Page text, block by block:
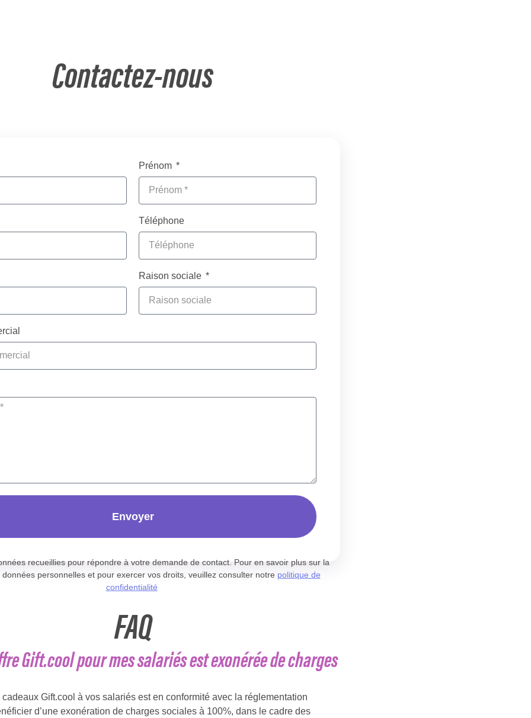
Contactez-nous
Prénom
Téléphone
Raison sociale
Envoyer
recueillies pour répondre à votre demande de contact. Pour en savoir plus sur la
personnelles et pour exercer vos droits, veuillez consulter notre politique de
confidentialité
FAQ
Gift.cool pour mes salariés est exonérée de charges
Gift.cool à vos salariés est en conformité avec la réglementation
d’une exonération de charges sociales à 100%, dans le cadre des